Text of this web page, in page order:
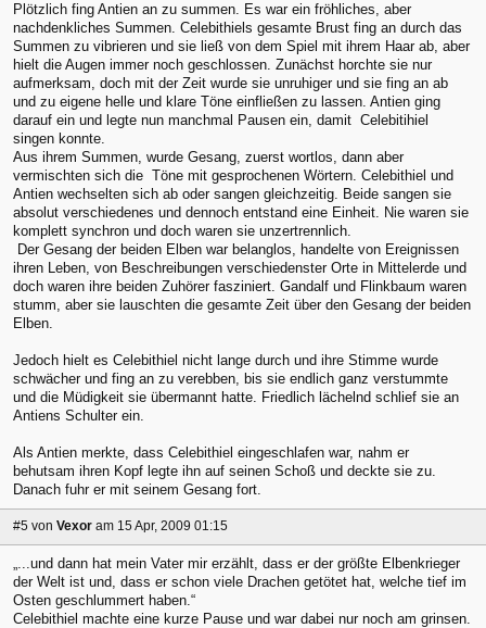
Plötzlich fing Antien an zu summen. Es war ein fröhliches, aber
nachdenkliches Summen. Celebithiels gesamte Brust fing an durch das
Summen zu vibrieren und sie ließ von dem Spiel mit ihrem Haar ab, aber
hielt die Augen immer noch geschlossen. Zunächst horchte sie nur
aufmerksam, doch mit der Zeit wurde sie unruhiger und sie fing an ab
und zu eigene helle und klare Töne einfließen zu lassen. Antien ging
darauf ein und legte nun manchmal Pausen ein, damit Celebitihiel
singen konnte.
Aus ihrem Summen, wurde Gesang, zuerst wortlos, dann aber
vermischten sich die Töne mit gesprochenen Wörtern. Celebithiel und
Antien wechselten sich ab oder sangen gleichzeitig. Beide sangen sie
absolut verschiedenes und dennoch entstand eine Einheit. Nie waren sie
komplett synchron und doch waren sie unzertrennlich.
Der Gesang der beiden Elben war belanglos, handelte von Ereignissen
ihren Leben, von Beschreibungen verschiedenster Orte in Mittelerde und
doch waren ihre beiden Zuhörer fasziniert. Gandalf und Flinkbaum waren
stumm, aber sie lauschten die gesamte Zeit über den Gesang der beiden
Elben.
Jedoch hielt es Celebithiel nicht lange durch und ihre Stimme wurde
schwächer und fing an zu verebben, bis sie endlich ganz verstummte
und die Müdigkeit sie übermannt hatte. Friedlich lächelnd schlief sie an
Antiens Schulter ein.
Als Antien merkte, dass Celebithiel eingeschlafen war, nahm er
behutsam ihren Kopf legte ihn auf seinen Schoß und deckte sie zu.
Danach fuhr er mit seinem Gesang fort.
#5 von Vexor am 15 Apr, 2009 01:15
„...und dann hat mein Vater mir erzählt, dass er der größte Elbenkrieger
der Welt ist und, dass er schon viele Drachen getötet hat, welche tief im
Osten geschlummert haben.“
Celebithiel machte eine kurze Pause und war dabei nur noch am grinsen.